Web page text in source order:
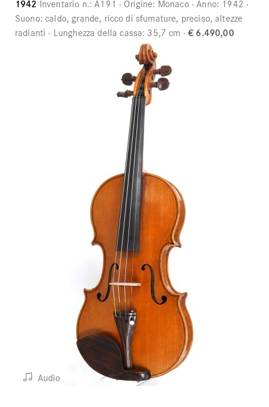
1942 Inventario n.:A191 Origine: Monaco Anno: 1942
Suono:caldo, grande, ricco di sfumature, preciso, altezze
radianti
Lunghezza della cassa: 35,7 cm € 6.490,00
Audio